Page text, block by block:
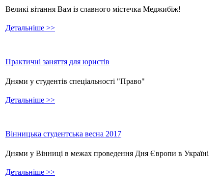
Великі вітання Вам із славного містечка Меджибіж!
Детальніше >>
Практичні заняття для юристів
Днями у студентів спеціальності "Право"
Детальніше >>
Вінницька студентська весна 2017
Днями у Вінниці в межах проведення Дня Європи в Україні
Детальніше >>